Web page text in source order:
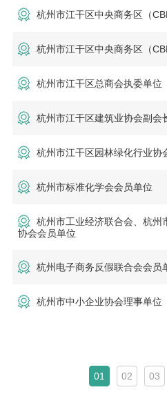
杭州市江干区中央商务区（
杭州市江干区中央商务区（
杭州市江干区总商会执委单位
杭州市江干区建筑业协会副会
杭州市江干区园林绿化行业协
杭州市标准化学会会员单位
杭州市工业经济联合会、杭州
协会会员单位
杭州电子商务反假联合会会员
杭州市中小企业协会理事单位
01 02 03